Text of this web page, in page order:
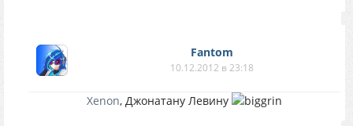
Fantom
10.12.2012 в 23:18
Xenon, Джонатану Левину